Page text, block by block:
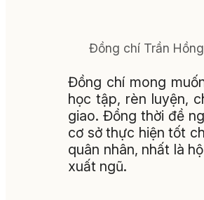
Đồng chí Trần
Đồng chí mong
học tập, rèn luyện,
giao. Đồng thời đề
cơ sở thực hiện tốt
quân nhân, nhất là
xuất ngũ.